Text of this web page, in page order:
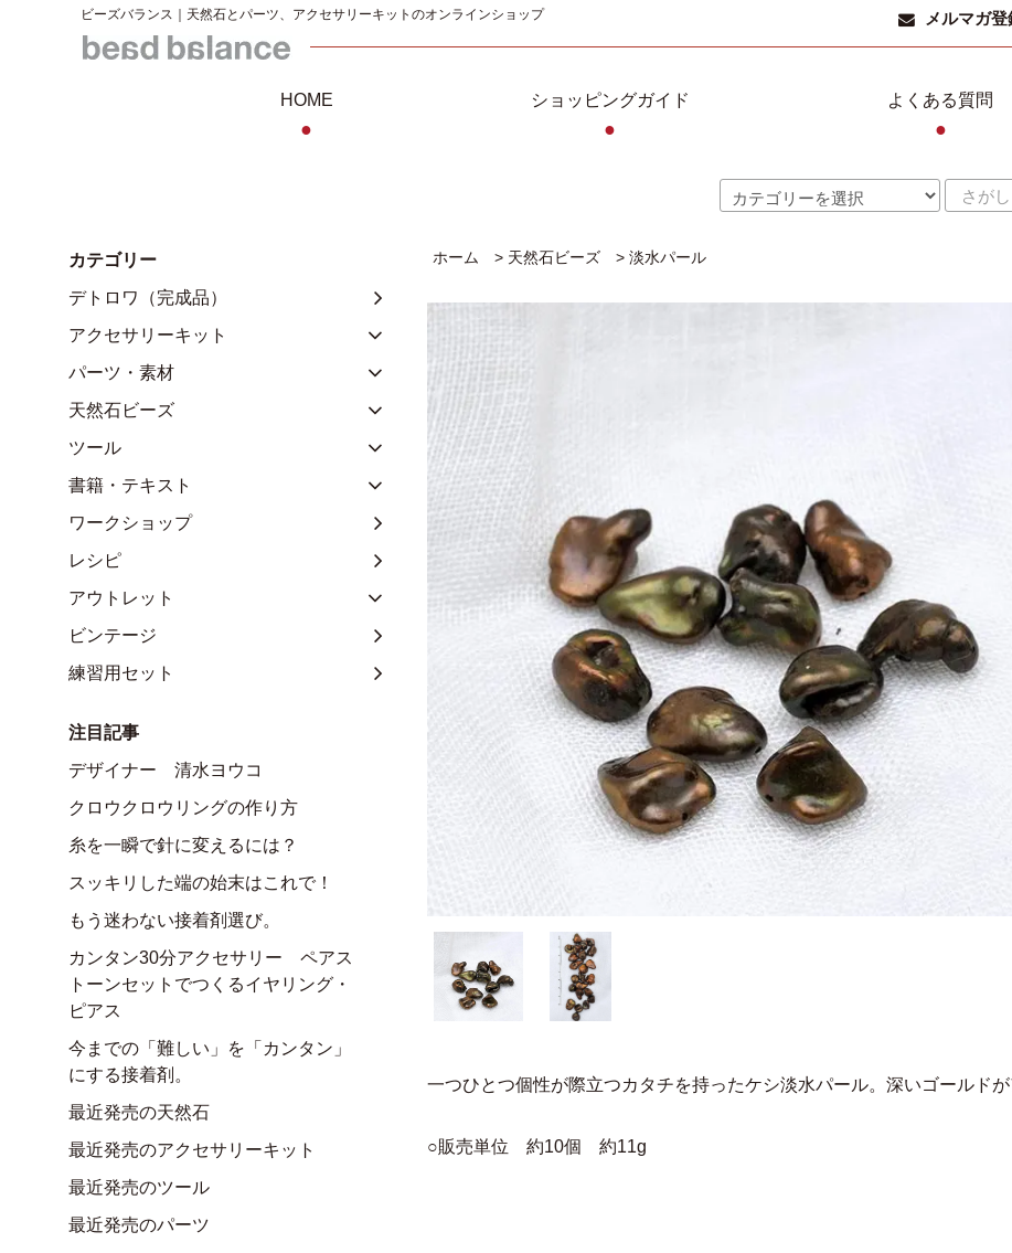
ビーズバランス｜天然石とパーツ、アクセサリーキットのオンラインショップ メルマガ
HOME
●
ショッピングガイド
●
よくある質問
●
ホーム > 天然石ビーズ > 淡水パール
一つひとつ個性が際立つカタチを持ったケシ淡水パール。深いゴールド
○販売単位 約10個 約11g
カテゴリー
デトロワ（完成品）
アクセサリーキット
パーツ・素材
天然石ビーズ
ツール
書籍・テキスト
ワークショップ
レシピ
アウトレット
ビンテージ
練習用セット
注目記事
デザイナー 清水ヨウコ
クロウクロウリングの作り方
糸を一瞬で針に変えるには？
スッキリした端の始末はこれで！
もう迷わない接着剤選び。
カンタン30分アクセサリー ペアス
トーンセットでつくるイヤリング・
ピアス
今までの「難しい」を「カンタン」
にする接着剤。
最近発売の天然石
最近発売のアクセサリーキット
最近発売のツール
最近発売のパーツ